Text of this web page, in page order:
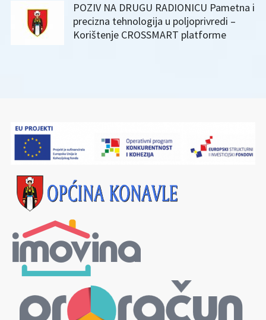
POZIV NA DRUGU RADIONICU Pametna i
precizna tehnologija u poljoprivredi –
Korištenje CROSSMART platforme